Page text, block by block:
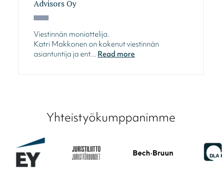
Advisors Oy
Viestinnän moniottelija.
Katri Makkonen on kokenut viestinnän
asiantuntija ja ent... Read more
Yhteistyökumppanimme